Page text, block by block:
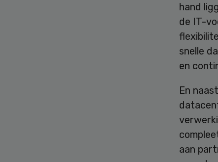
hand
de IT-
snelle
en
En
aan